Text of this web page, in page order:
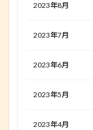
2023年8月
2023年7月
2023年6月
2023年5月
2023年4月